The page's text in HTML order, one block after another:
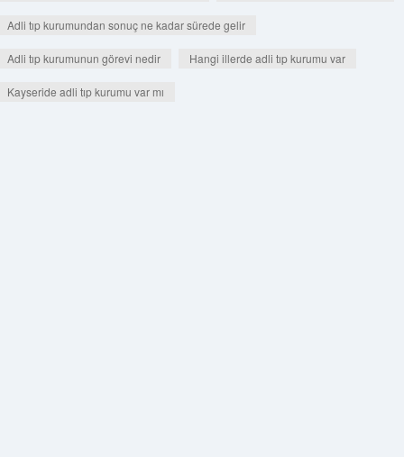
Adli tıp kurumundan sonuç ne kadar sürede gelir
Adli tıp kurumunun görevi nedir Hangi illerde adli tıp kurumu var
Kayseride adli tıp kurumu var mı